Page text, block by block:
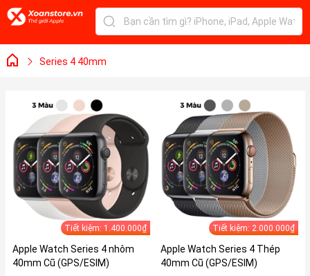
Series 4 40mm
Tiết kiệm: 1.400.000₫
Apple Watch Series 4 nhôm
40mm Cũ (GPS/ESIM)
Tiết kiệm: 2.000.000₫
Apple Watch Series 4 Thép
40mm Cũ (GPS/ESIM)